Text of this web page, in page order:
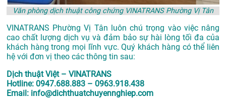
Văn phòng dịch thuật công chứng VINATRANS Phường Vị Tân
VINATRANS Phường Vị Tân luôn chú trọng vào việc nâng
cao chất lượng dịch vụ và đảm bảo sự hài lòng tối đa của
khách hàng trong mọi lĩnh vực. Quý khách hàng có thể liên
hệ với đơn vị theo các thông tin sau:
Dịch thuật Việt – VINATRANS
Hotline: 0947.688.883 – 0963.918.438
Email: info@dichthuatchuyennghiep.com